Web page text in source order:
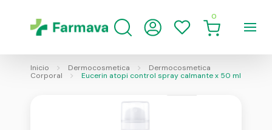
0
Inicio Dermocosmetica
Dermocosmetica
Corporal
Eucerin atopi control spray calmante x 50 ml